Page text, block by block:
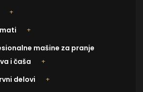
mašine za pranje
i čaša
delovi